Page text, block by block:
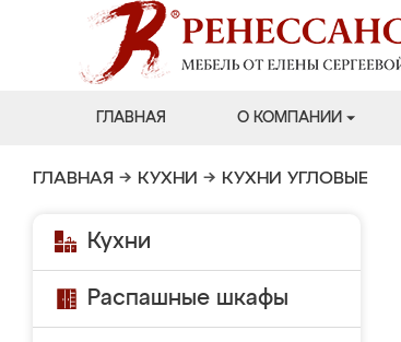
ГЛАВНАЯ О КОМПАНИИ
ГЛАВНАЯ → КУХНИ → КУХНИ УГЛОВЫЕ
Кухни
Распашные шкафы